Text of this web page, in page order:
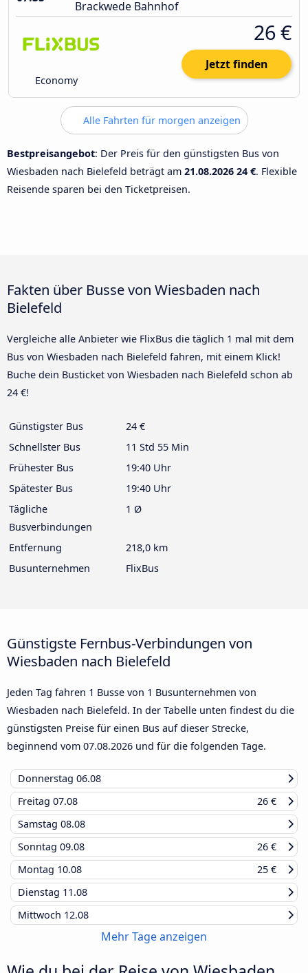
Brackwede Bahnhof
Economy
26 €
Jetzt finden
Alle Fahrten für morgen anzeigen
Bestpreisangebot: Der Preis für den günstigsten Bus von
Wiesbaden nach Bielefeld beträgt am 21.08.2026 24 €. Flexible
Reisende sparen bei den Ticketpreisen.
Fakten über Busse von Wiesbaden nach
Bielefeld
Vergleiche alle Anbieter wie FlixBus die täglich 1 mal mit dem
Bus von Wiesbaden nach Bielefeld fahren, mit einem Klick!
Buche dein Busticket von Wiesbaden nach Bielefeld schon ab
24 €!
Günstigster Bus
24 €
Schnellster Bus
11 Std 55 Min
Frühester Bus
19:40 Uhr
Spätester Bus
19:40 Uhr
Tägliche
Busverbindungen
1 Ø
Entfernung
218,0 km
Busunternehmen
FlixBus
Günstigste Fernbus-Verbindungen von
Wiesbaden nach Bielefeld
Jeden Tag fahren 1 Busse von 1 Busunternehmen von
Wiesbaden nach Bielefeld. In der Tabelle unten findest du die
günstigsten Preise für einen Bus auf dieser Strecke,
beginnend vom 07.08.2026 und für die folgenden Tage.
Donnerstag 06.08
Freitag 07.08
26 €
Samstag 08.08
Sonntag 09.08
26 €
Montag 10.08
25 €
Dienstag 11.08
Mittwoch 12.08
Mehr Tage anzeigen